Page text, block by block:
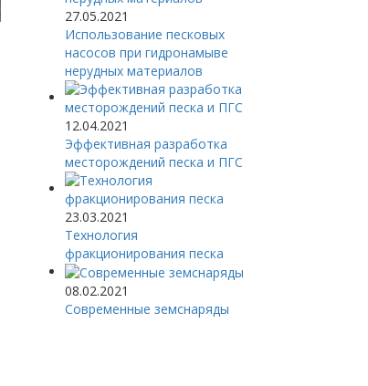
27.05.2021
Использование песковых
насосов при гидронамыве
нерудных материалов
12.04.2021
Эффективная разработка
месторождений песка и ПГС
23.03.2021
Технология
фракционирования песка
08.02.2021
Современные земснаряды